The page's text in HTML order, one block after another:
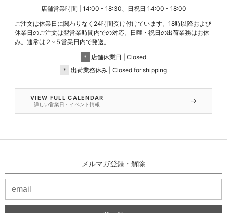
店舗営業時間 | 14:00 - 18:30、日祝日 14:00 - 18:00
ご注文は休業日に関わりなく24時間受け付けています。18時以降および
休業日のご注文は翌営業時間内での対応。日曜・祝日の出荷業務はお休
み。通常は２~５営業日内で発送。
＊
店舗休業日 | Closed
＊
出荷業務休み | Closed for shipping
VIEW FULL CALENDAR
詳しい営業日・イベント情報 →
メルマガ登録・解除